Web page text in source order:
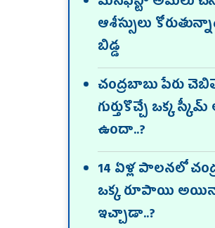
ఆశీస్సులు
బిడ్డ
చంద్రబాబు పేరు
గుర్తుకొచ్చే ఒక్క
ఉందా..?
14 ఏళ్ల పాలనలో
ఒక్క రూపాయి
ఇచ్చాడా..?